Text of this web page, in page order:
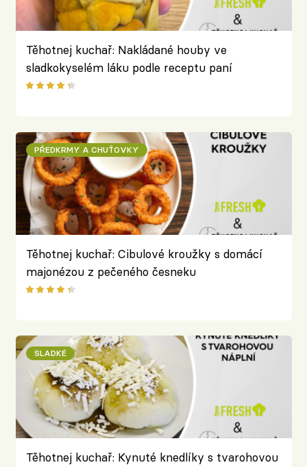
Těhotnej kuchař: Nakládané houby ve
sladkokyselém láku podle receptu paní
Columbové
PŘEDKRMY A CHUŤOVKY
Těhotnej kuchař: Cibulové kroužky s domácí
majonézou z pečeného česneku
SLADKÉ
Těhotnej kuchař: Kynuté knedlíky s tvarohovou